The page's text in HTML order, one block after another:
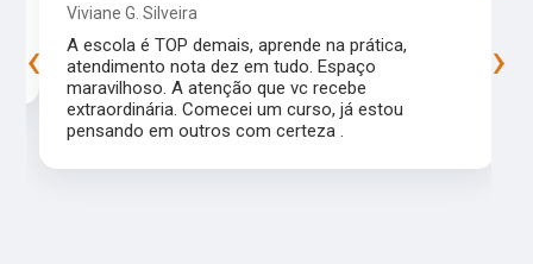
Viviane G. Silveira
A escola é TOP demais, aprende na prática,
atendimento nota dez em tudo. Espaço
maravilhoso. A atenção que vc recebe
extraordinária. Comecei um curso, já estou
pensando em outros com certeza .
‹ ›